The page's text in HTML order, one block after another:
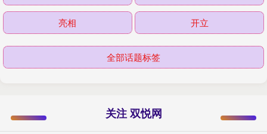
亮相 开立
全部话题标签
关注 双悦网